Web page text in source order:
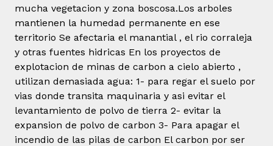
mucha vegetacion y zona boscosa.Los arboles
mantienen la humedad permanente en ese
territorio Se afectaria el manantial , el rio corraleja
y otras fuentes hidricas En los proyectos de
explotacion de minas de carbon a cielo abierto ,
utilizan demasiada agua: 1- para regar el suelo por
vias donde transita maquinaria y asi evitar el
levantamiento de polvo de tierra 2- evitar la
expansion de polvo de carbon 3- Para apagar el
incendio de las pilas de carbon El carbon por ser